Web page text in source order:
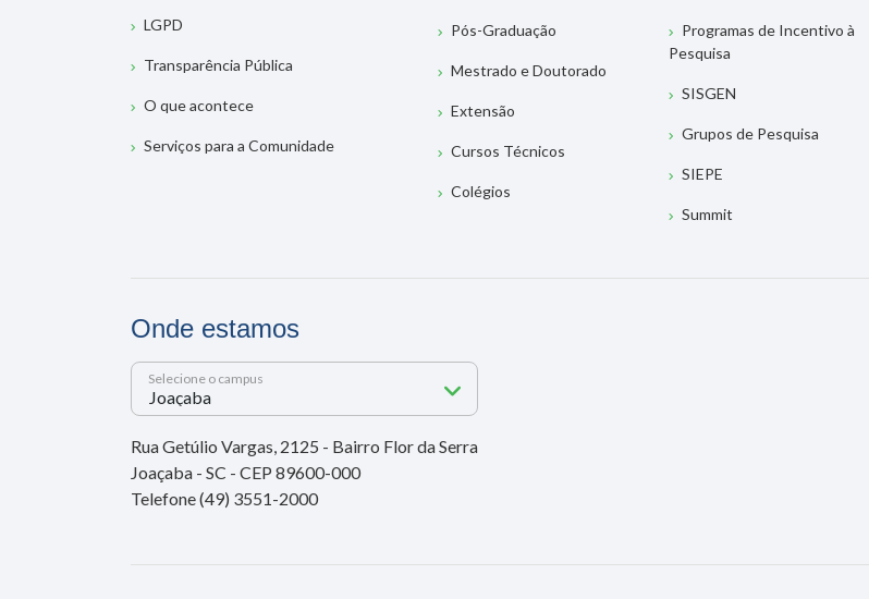
LGPD
Transparência Pública
O que acontece
Serviços para a Comunidade
Pós-Graduação
Mestrado e Doutorado
Extensão
Cursos Técnicos
Colégios
Programas de Incentivo à
Pesquisa
SISGEN
Grupos de Pesquisa
SIEPE
Summit
Onde estamos
Selecione o campus
Rua Getúlio Vargas, 2125 - Bairro Flor da Serra
Joaçaba - SC - CEP 89600-000
Telefone (49) 3551-2000